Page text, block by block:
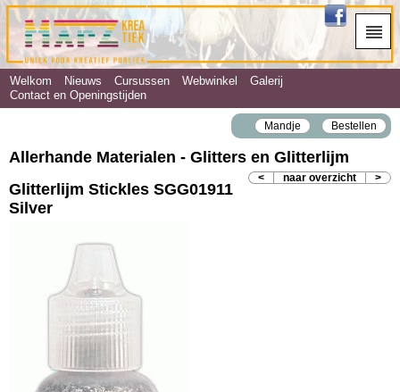
Welkom Nieuws Cursussen Webwinkel
Galerij
Contact en Openingstijden
Mandje Bestellen
Allerhande Materialen - Glitters en Glitterlijm
< naar overzicht >
Glitterlijm Stickles SGG01911
Silver